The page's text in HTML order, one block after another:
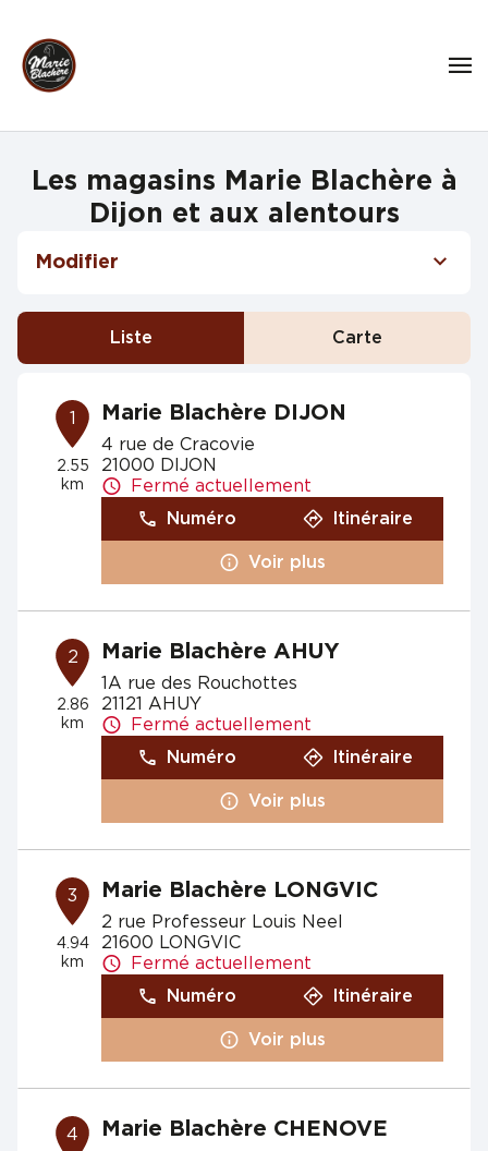
Les magasins Marie Blachère à
Dijon et aux alentours
Modifier
Liste Carte
1
2.55
km
Marie Blachère DIJON
4 rue de Cracovie
21000 DIJON
Fermé actuellement
Numéro
Itinéraire
Voir plus
2
2.86
km
Marie Blachère AHUY
1A rue des Rouchottes
21121 AHUY
Fermé actuellement
Numéro
Itinéraire
Voir plus
3
4.94
km
Marie Blachère LONGVIC
2 rue Professeur Louis Neel
21600 LONGVIC
Fermé actuellement
Numéro
Itinéraire
Voir plus
4 Marie Blachère CHENOVE